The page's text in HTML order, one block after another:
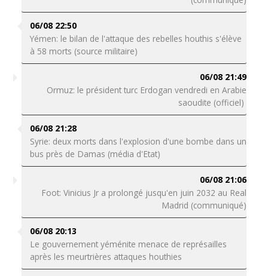
06/08 22:50
Yémen: le bilan de l'attaque des rebelles houthis s'élève
à 58 morts (source militaire)
06/08 21:49
Ormuz: le président turc Erdogan vendredi en Arabie
saoudite (officiel)
06/08 21:28
Syrie: deux morts dans l'explosion d'une bombe dans un
bus près de Damas (média d'Etat)
06/08 21:06
Foot: Vinicius Jr a prolongé jusqu'en juin 2032 au Real
Madrid (communiqué)
06/08 20:13
Le gouvernement yéménite menace de représailles
après les meurtrières attaques houthies